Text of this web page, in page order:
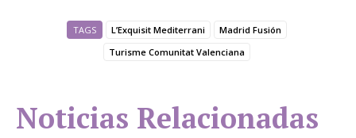
TAGS L’Exquisit Mediterrani
Madrid Fusión
Turisme Comunitat Valenciana
Noticias Relacionadas